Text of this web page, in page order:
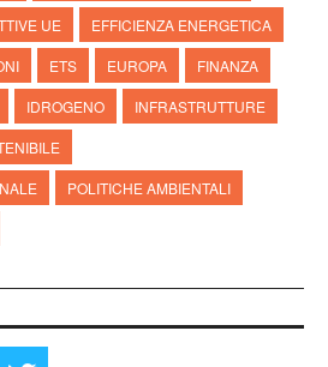
UE
EFFICIENZA ENERGETICA
ETS EUROPA
FINANZA
IDROGENO
INFRASTRUTTURE
POLITICHE AMBIENTALI